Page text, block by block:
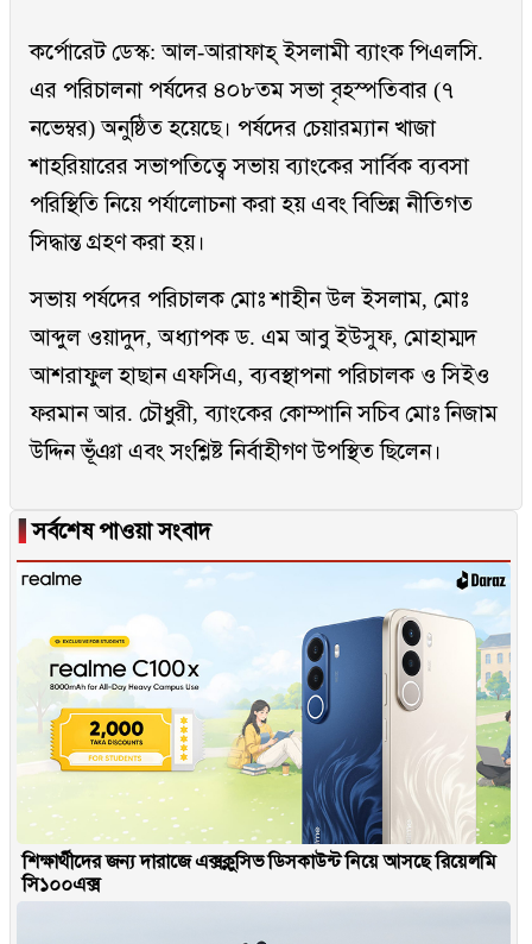
কর্পোরেট ডেস্ক: আল-আরাফাহ্ ইসলামী ব্যাংক পিএলসি.
এর পরিচালনা পর্ষদের ৪০৮তম সভা বৃহস্পতিবার (৭
নভেম্বর) অনুষ্ঠিত হয়েছে। পর্ষদের চেয়ারম্যান খাজা
শাহরিয়ারের সভাপতিত্বে সভায় ব্যাংকের সার্বিক ব্যবসা
পরিস্থিতি নিয়ে পর্যালোচনা করা হয় এবং বিভিন্ন নীতিগত
সিদ্ধান্ত গ্রহণ করা হয়।
সভায় পর্ষদের পরিচালক মোঃ শাহীন উল ইসলাম, মোঃ
আব্দুল ওয়াদুদ, অধ্যাপক ড. এম আবু ইউসুফ, মোহাম্মদ
আশরাফুল হাছান এফসিএ, ব্যবস্থাপনা পরিচালক ও সিইও
ফরমান আর. চৌধুরী, ব্যাংকের কোম্পানি সচিব মোঃ নিজাম
উদ্দিন ভূঁঞা এবং সংশ্লিষ্ট নির্বাহীগণ উপস্থিত ছিলেন।
▐সর্বশেষ পাওয়া সংবাদ
শিক্ষার্থীদের জন্য দারাজে এক্সক্লুসিভ ডিসকাউন্ট নিয়ে আসছে রিয়েলমি
সি১০০এক্স